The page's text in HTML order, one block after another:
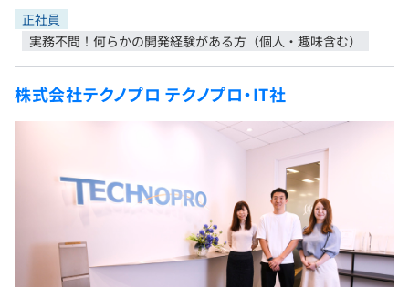
インターン
イベント・セミナー
問題集
4択課題
個人向けプラン
プログラミング言語
評価結果一覧
ゲーム・マンガ
Tech Team Journal
paizaとは？
正社員
実務不問！何らかの開発経験がある方（個人・趣味含む）
株式会社テクノプロ テクノプロ・IT社